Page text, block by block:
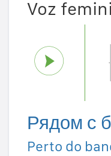
Voz
Рядом с
Perto do